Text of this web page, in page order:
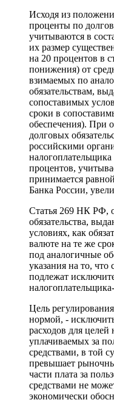
Исходя из
проценты по
учитываются в
их размер
на 20 процентов в
понижения) от
взимаемых по
обязательствам,
сопоставимых
сроки в
обеспечения). При
долговых
российскими
процентов,
принимается
Банка России,
Статья 269 НК РФ,
обязательства,
условиях, как
валюте на те же
под аналогичные
указания на то,
подлежат
Цель
нормой, -
расходов для
уплачиваемых за
средствами, в той
превышает
части плата за
средствами не
экономически